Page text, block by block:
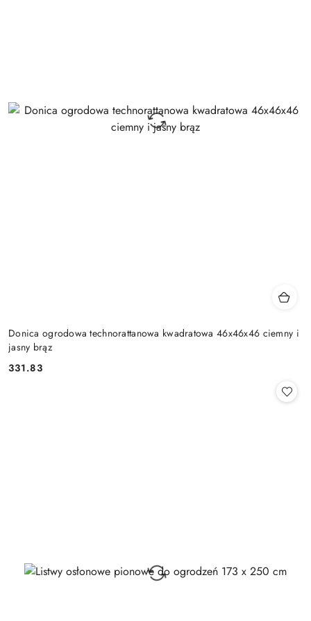
Donica ogrodowa technorattanowa kwadratowa 46x46x46 ciemny i
jasny brąz
Cena:
331.83